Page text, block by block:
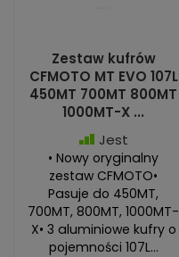
Zestaw kufrów
CFMOTO MT EVO 107L
450MT 700MT 800MT
1000MT-X ...
Jest
• Nowy oryginalny
zestaw CFMOTO•
Pasuje do 450MT,
700MT, 800MT, 1000MT-
X• 3 aluminiowe kufry o
pojemności 107L...